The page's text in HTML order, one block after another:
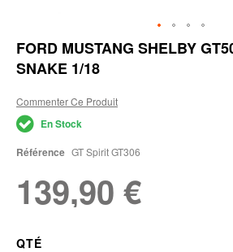
Skip
to
the
of
the
images
FORD MUSTANG SHELBY
SNAKE 1/18
Commenter Ce Produit
En Stock
Référence GT Spirit GT306
139,90 €
QTÉ